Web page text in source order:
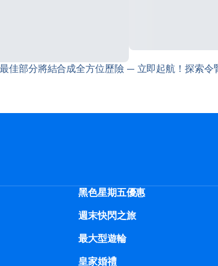
佳部分將結合成全方位歷險 — 立即起航！探索
黑色星期五優惠
週末快閃之旅
最大型遊輪
皇家婚禮